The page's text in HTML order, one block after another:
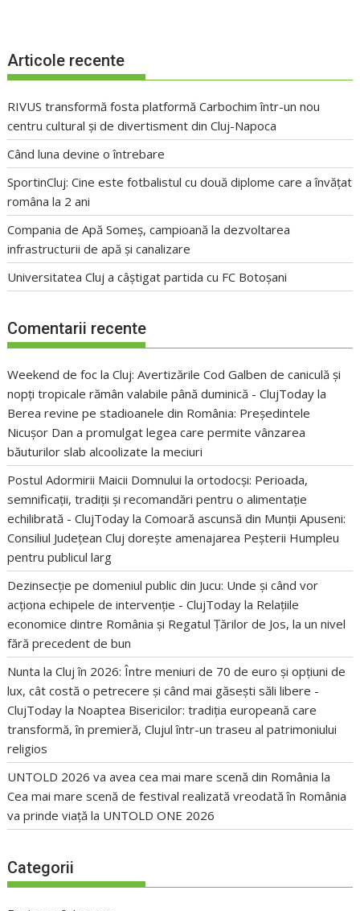
Articole recente
RIVUS transformă fosta platformă Carbochim într-un nou
centru cultural și de divertisment din Cluj-Napoca
Când luna devine o întrebare
SportinCluj: Cine este fotbalistul cu două diplome care a învățat
româna la 2 ani
Compania de Apă Someș, campioană la dezvoltarea
infrastructurii de apă și canalizare
Universitatea Cluj a câștigat partida cu FC Botoșani
Comentarii recente
Weekend de foc la Cluj: Avertizările Cod Galben de caniculă și
nopți tropicale rămân valabile până duminică - ClujToday la
Berea revine pe stadioanele din România: Președintele
Nicușor Dan a promulgat legea care permite vânzarea
băuturilor slab alcoolizate la meciuri
Postul Adormirii Maicii Domnului la ortodocși: Perioada,
semnificații, tradiții și recomandări pentru o alimentație
echilibrată - ClujToday laComoară ascunsă din Munții Apuseni:
Consiliul Județean Cluj dorește amenajarea Peșterii Humpleu
pentru publicul larg
Dezinsecție pe domeniul public din Jucu: Unde și când vor
acționa echipele de intervenție - ClujToday la Relațiile
economice dintre România și Regatul Țărilor de Jos, la un nivel
fără precedent de bun
Nunta la Cluj în 2026: Între meniuri de 70 de euro și opțiuni de
lux, cât costă o petrecere și când mai găsești săli libere -
ClujToday la Noaptea Bisericilor: tradiția europeană care
transformă, în premieră, Clujul într-un traseu al patrimoniului
religios
UNTOLD 2026 va avea cea mai mare scenă din România la
Cea mai mare scenă de festival realizată vreodată în România
va prinde viață la UNTOLD ONE 2026
Categorii